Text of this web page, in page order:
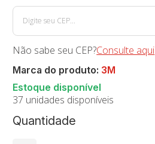
Quantidade
Não sabe seu CEP?Consulte aqui
37 unidades disponíveis
Marca do produto: 3M